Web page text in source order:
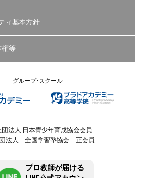
ィ基本方針
権等
グループ・スクール
団法人 日本青少年育成協会会員
法人 全国学習塾協会 正会員
プロ教師が届ける